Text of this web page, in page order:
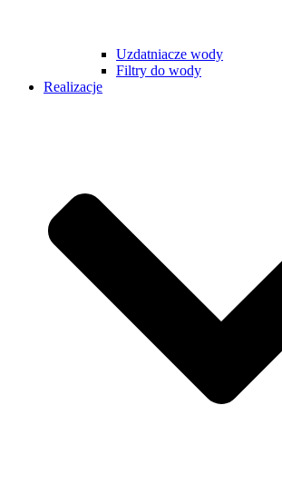
Uzdatniacze wody
Filtry do wody
Realizacje